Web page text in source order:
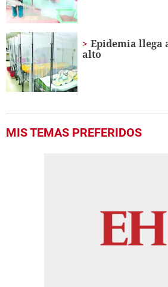
Epidemia llega
alto
MIS TEMAS PREFERIDOS